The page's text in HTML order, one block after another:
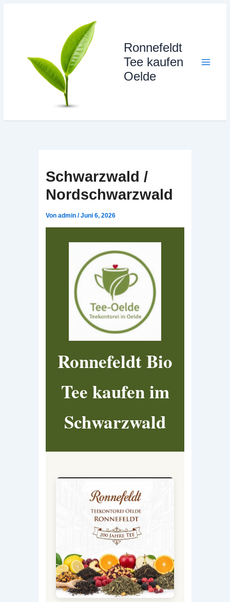
Ronnefeldt
Tee kaufen
Oelde
Schwarzwald /
Nordschwarzwald
Von admin /Juni 6, 2026
Ronnefeldt Bio
Tee kaufen im
Schwarzwald